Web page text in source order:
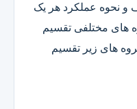
و نحوه عملکرد هر یک
های مختلفی تقسیم
های زیر تقسیم